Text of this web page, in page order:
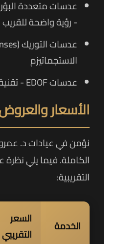
- رؤية واضحة للقريب
الاستجماتيزم
عدسات EDOF - تقنية امتداد عمق المجال
الأسعار والعروض
نؤمن في عيادات د.
الكاملة. فيما يلي
التقريبية:
الخدمة
السعر
التقريبي